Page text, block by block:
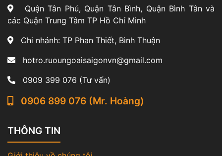
Quận Tân Phú, Quận Tân Bình, Quận Bình Tân và
các Quận Trung Tâm TP Hồ Chí Minh
Chi nhánh: TP Phan Thiết, Bình Thuận
hotro.ruoungoaisaigonvn@gmail.com
0909 399 076 (Tư vấn)
0906 899 076 (Mr. Hoàng)
THÔNG TIN